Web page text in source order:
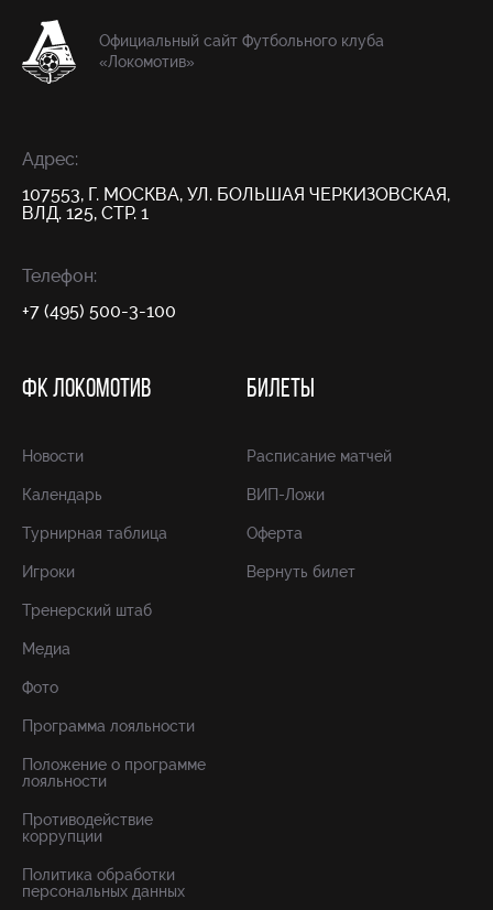
Официальный сайт Футбольного клуба
«Локомотив»
Адрес:
107553, Г. МОСКВА, УЛ. БОЛЬШАЯ ЧЕРКИЗОВСКАЯ,
ВЛД. 125, СТР. 1
Телефон:
+7 (495) 500-3-100
ФК ЛОКОМОТИВ
Новости
Календарь
Турнирная таблица
Игроки
Тренерский штаб
Медиа
Фото
Программа лояльности
Положение о программе
лояльности
Противодействие
коррупции
Политика обработки
персональных данных
БИЛЕТЫ
Расписание матчей
ВИП-Ложи
Оферта
Вернуть билет